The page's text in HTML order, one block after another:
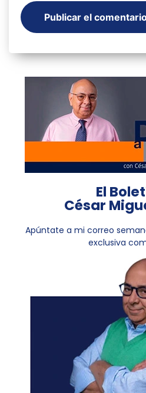
El
César
Apúntate a mi correo
exclusiva